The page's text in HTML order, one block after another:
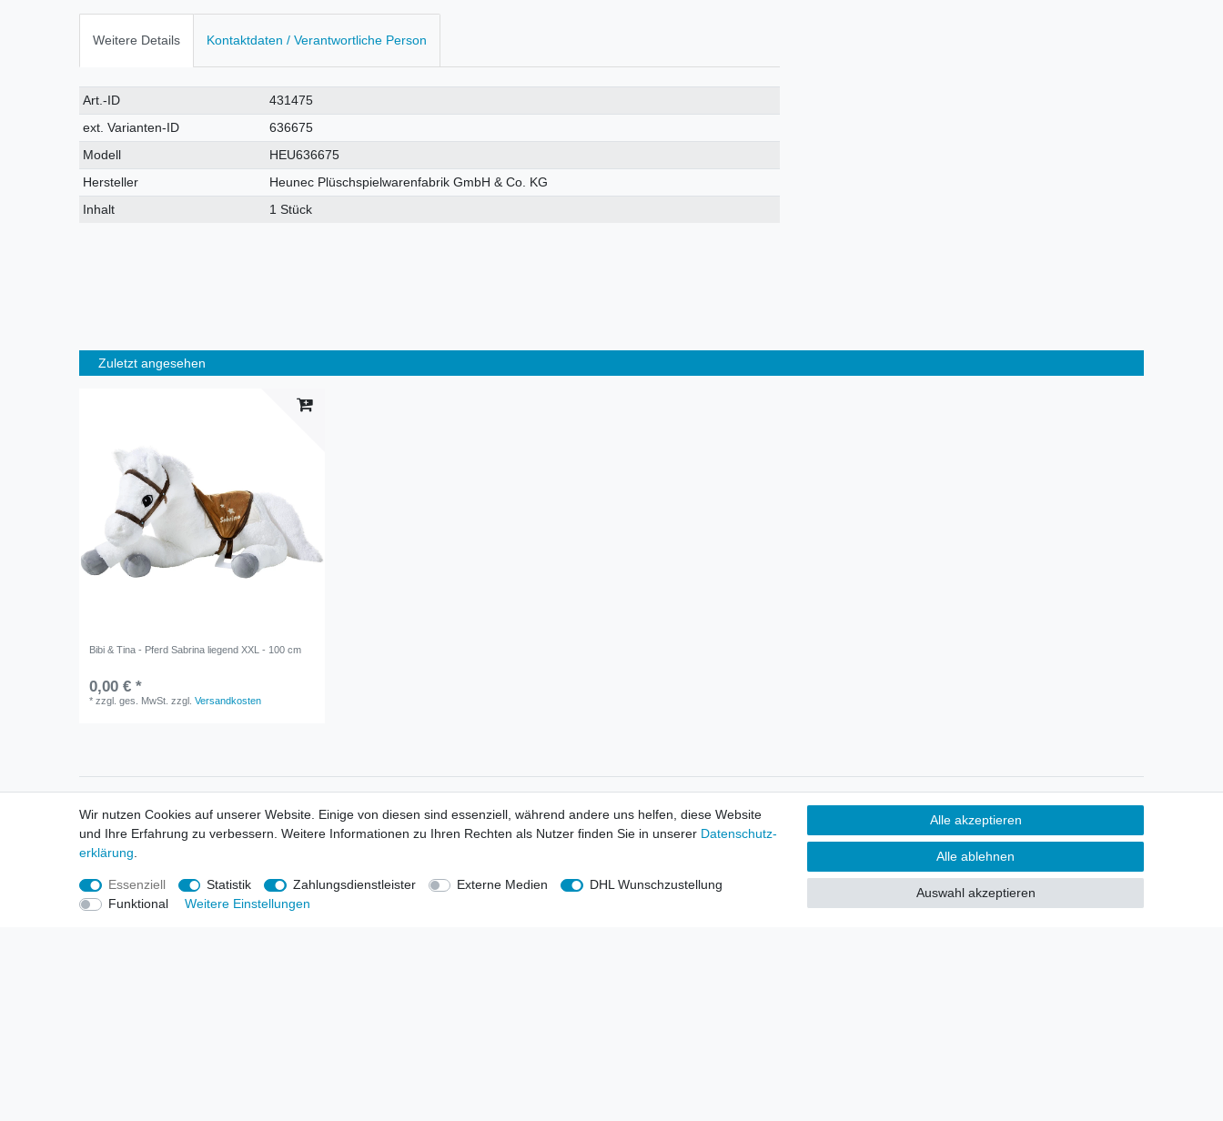
Weitere Details Kontaktdaten / Verantwortliche Person
Technisches
Merkmal
Wert
Art.-ID
431475
ext. Varianten-ID
636675
Modell
HEU636675
Hersteller
Heunec Plüschspielwarenfabrik GmbH & Co. KG
Inhalt
1 Stück
Zuletzt angesehen
Bibi & Tina - Pferd Sabrina liegend XXL - 100 cm
0,00 € *
*zzgl. ges. MwSt. zzgl.Versandkosten
Informationen
Neukunden / New Accounts
Zahlung
Versandkosten
Entsorgungs- & Umweltbestimmungen
Größentabellen
Informationen
Händlerbund - rechtssicher verkaufen
Produkt-Kataloge
Über uns
Wir versenden mit
Sie möchten über neu eingetroffene
Lagerware oder Neuheiten
allgemein informiert werden?
Wir nutzen Cookies auf unserer Website. Einige von diesen sind essenziell, während andere uns helfen, diese Website
und Ihre Erfahrung zu verbessern. Weitere Informationen zu Ihren Rechten als Nutzer finden Sie in unserer Daten­schutz­
erklärung
Essenziell Statistik Zahlungsdienstleister Externe Medien
DHL Wunschzustellung
Funktional
Weitere Einstellungen
Alle akzeptieren
Alle ablehnen
Auswahl akzeptieren